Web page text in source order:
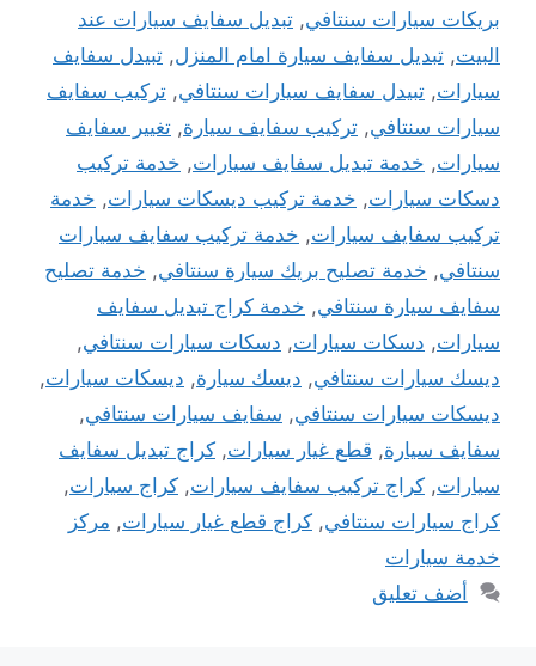
بريكات سيارات سنتافي, تبديل سفايف سيارات عند
البيت, تبديل سفايف سيارة امام المنزل, تبيدل سفايف
سيارات, تبيدل سفايف سيارات سنتافي, تركيب سفايف
سيارات سنتافي, تركيب سفايف سيارة, تغيير سفايف
سيارات, خدمة تبديل سفايف سيارات, خدمة تركيب
دسكات سيارات, خدمة تركيب ديسكات سيارات, خدمة
تركيب سفايف سيارات, خدمة تركيب سفايف سيارات
سنتافي, خدمة تصليح بريك سيارة سنتافي, خدمة تصليح
سفايف سيارة سنتافي, خدمة كراج تبديل سفايف
سيارات, دسكات سيارات, دسكات سيارات سنتافي,
ديسك سيارات سنتافي, ديسك سيارة, ديسكات سيارات,
ديسكات سيارات سنتافي, سفايف سيارات سنتافي,
سفايف سيارة, قطع غيار سيارات, كراج تبديل سفايف
سيارات, كراج تركيب سفايف سيارات, كراج سيارات,
كراج سيارات سنتافي, كراج قطع غيار سيارات, مركز
خدمة سيارات
أضف تعليق